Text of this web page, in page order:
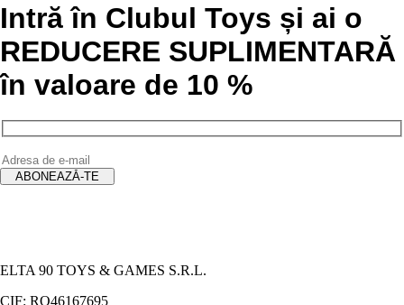
Intră în Clubul Toys și ai o
REDUCERE SUPLIMENTARĂ
în valoare de 10 %
ELTA 90 TOYS & GAMES S.R.L.
CIF: RO46167695